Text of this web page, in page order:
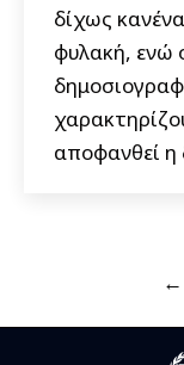
δίχως
φυλακή, ενώ
αποφανθεί η
←